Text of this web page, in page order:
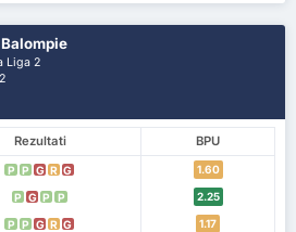
Liga 2
Rezultati
BPU
P P G R G 1.60
P G P P 2.25
P P G R G 1.17